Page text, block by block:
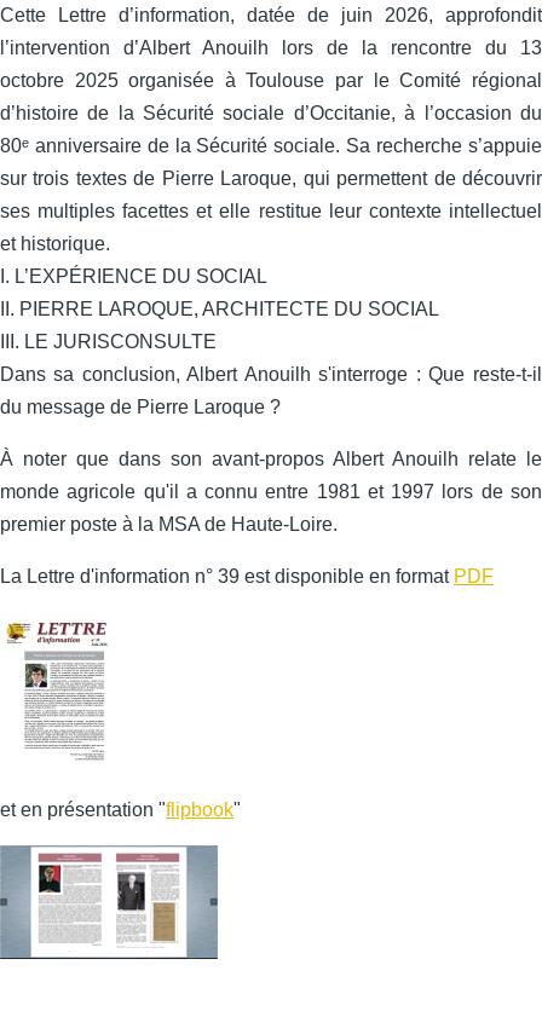
Cette Lettre d’information, datée de juin 2026, approfondit
l’intervention d’Albert Anouilh lors de la rencontre du 13
octobre 2025 organisée à Toulouse par le Comité régional
d’histoire de la Sécurité sociale d’Occitanie, à l’occasion du
80ᵉ anniversaire de la Sécurité sociale. Sa recherche s’appuie
sur trois textes de Pierre Laroque, qui permettent de découvrir
ses multiples facettes et elle restitue leur contexte intellectuel
et historique.
I. L’EXPÉRIENCE DU SOCIAL
II. PIERRE LAROQUE, ARCHITECTE DU SOCIAL
III. LE JURISCONSULTE
Dans sa conclusion, Albert Anouilh s'interroge : Que reste-t-il
du message de Pierre Laroque ?
À noter que dans son avant-propos Albert Anouilh relate le
monde agricole qu'il a connu entre 1981 et 1997 lors de son
premier poste à la MSA de Haute-Loire.
La Lettre d'information n° 39 est disponible en format PDF
et en présentation "flipbook"